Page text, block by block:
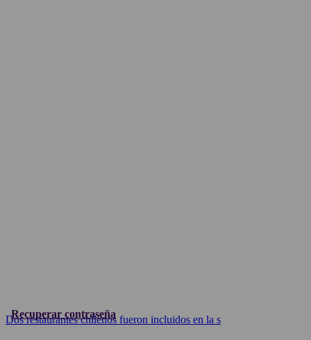
Dos restaurantes chilenos fueron incluidos en la s
Recuperar contraseña